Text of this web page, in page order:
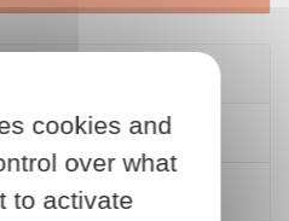
légal spécial
cookies and
over what
to activate